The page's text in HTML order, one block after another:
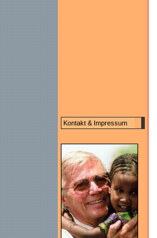
Kontakt & Impressum